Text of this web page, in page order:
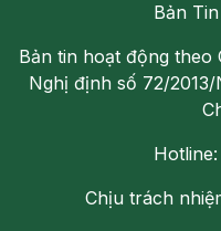
Bản
Bản tin hoạt động theo
Nghị định số 72/
Chịu trách